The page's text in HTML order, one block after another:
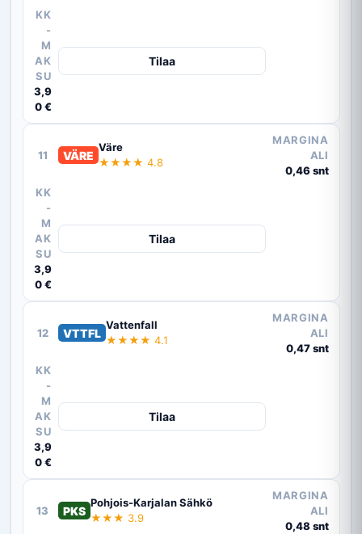
KK
-
M
AK
SU
3,9
0 €
Tilaa
11 VÄRE
Väre
★★★★ 4.8
MARGINA
ALI
0,46 snt
KK
-
M
AK
SU
3,9
0 €
Tilaa
12 VTTFL
Vattenfall
★★★★ 4.1
MARGINA
ALI
0,47 snt
KK
-
M
AK
SU
3,9
0 €
Tilaa
13 PKS
Pohjois-Karjalan Sähkö
★★★ 3.9
MARGINA
ALI
0,48 snt